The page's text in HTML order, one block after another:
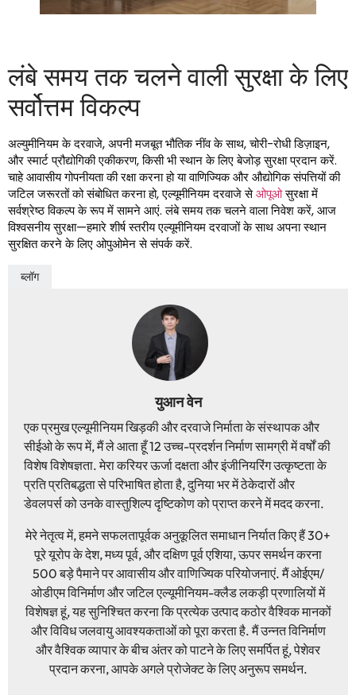
लंबे समय तक चलने वाली सुरक्षा के लिए
सर्वोत्तम विकल्प
अल्युमीनियम के दरवाजे, अपनी मजबूत भौतिक नींव के साथ, चोरी-रोधी डिज़ाइन,
और स्मार्ट प्रौद्योगिकी एकीकरण, किसी भी स्थान के लिए बेजोड़ सुरक्षा प्रदान करें.
चाहे आवासीय गोपनीयता की रक्षा करना हो या वाणिज्यिक और औद्योगिक संपत्तियों की
जटिल जरूरतों को संबोधित करना हो, एल्यूमीनियम दरवाजे सेओपूओसुरक्षा में
सर्वश्रेष्ठ विकल्प के रूप में सामने आएं. लंबे समय तक चलने वाला निवेश करें, आज
विश्वसनीय सुरक्षा—हमारे शीर्ष स्तरीय एल्यूमीनियम दरवाजों के साथ अपना स्थान
सुरक्षित करने के लिए ओपुओमेन से संपर्क करें.
ब्लॉग
युआन वेन
एक प्रमुख एल्यूमीनियम खिड़की और दरवाजे निर्माता के संस्थापक और
सीईओ के रूप में, मैं ले आता हूँ 12 उच्च-प्रदर्शन निर्माण सामग्री में वर्षों की
विशेष विशेषज्ञता. मेरा करियर ऊर्जा दक्षता और इंजीनियरिंग उत्कृष्टता के
प्रति प्रतिबद्धता से परिभाषित होता है, दुनिया भर में ठेकेदारों और
डेवलपर्स को उनके वास्तुशिल्प दृष्टिकोण को प्राप्त करने में मदद करना.
मेरे नेतृत्व में, हमने सफलतापूर्वक अनुकूलित समाधान निर्यात किए हैं 30+
पूरे यूरोप के देश, मध्य पूर्व, और दक्षिण पूर्व एशिया, ऊपर समर्थन करना
500 बड़े पैमाने पर आवासीय और वाणिज्यिक परियोजनाएं. मैं ओईएम/
ओडीएम विनिर्माण और जटिल एल्यूमीनियम-क्लैड लकड़ी प्रणालियों में
विशेषज्ञ हूं, यह सुनिश्चित करना कि प्रत्येक उत्पाद कठोर वैश्विक मानकों
और विविध जलवायु आवश्यकताओं को पूरा करता है. मैं उन्नत विनिर्माण
और वैश्विक व्यापार के बीच अंतर को पाटने के लिए समर्पित हूं, पेशेवर
प्रदान करना, आपके अगले प्रोजेक्ट के लिए अनुरूप समर्थन.